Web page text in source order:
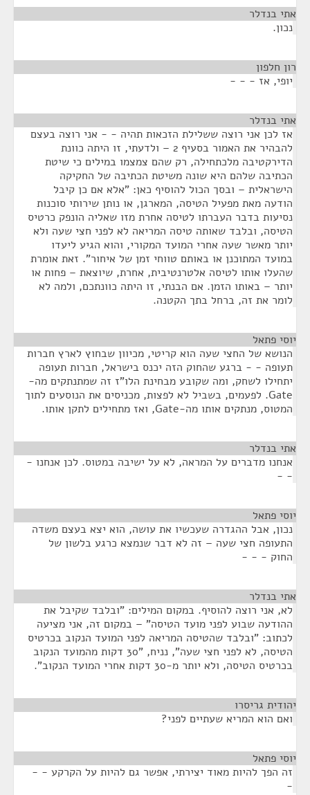
אתי בנדלר
נכון.
רון חלפון
יופי, אז - - -
אתי בנדלר
אז לכן אני רוצה ששלילת הזכאות תהיה - - אני רוצה בעצם
להבהיר את האמור בסעיף 2 – ולדעתי, זו היתה כוונת
הדירקטיבה מלכתחילה, רק שהם צמצמו במילים כי שיטת
הכתיבה שלהם היא שונה משיטת הכתיבה של החקיקה
הישראלית – ובסך הכול להוסיף כאן: "אלא אם כן קיבל
הודעה מאת מפעיל הטיסה, המארגן, או נותן שירותי סוכנות
נסיעות בדבר העברתו לטיסה אחרת מזו שאליה הונפק כרטיס
הטיסה, ובלבד שאותה טיסה המריאה לא לפני חצי שעה ולא
יותר מאשר שעה אחרי המועד המקורי, והוא הגיע ליעדו
במועד המתוכנן או באותם טווחי זמן של איחור". זאת אומרת
שהעלו אותו לטיסה אלטרנטיבית, אחרת, שיוצאת – פחות או
יותר – באותו הזמן. אם הבנתי, זו היתה כוונתכם, ולמה לא
לומר את זה, ברחל בתך הקטנה.
יוסי פתאל
הנושא של החצי שעה הוא קריטי, מכיוון שבחוץ לארץ חברות
תעופה - - ברגע שהחוק הזה יכנס בישראל, חברות תעופה
יתחילו לשחק, ומה שקובע מבחינת הלו"ז זה שמתנתקים מה-
Gate. לפעמים, בשביל לא לפצות, מכניסים את הנוסעים לתוך
המטוס, מנתקים אותו מה-Gate, ואז מתחילים לתקן אותו.
אתי בנדלר
אנחנו מדברים על המראה, לא על ישיבה במטוס. לכן אנחנו -
- -
יוסי פתאל
נכון, אבל ההגדרה שעכשיו את עושה, הוא יצא בעצם משדה
התעופה חצי שעה – זה לא דבר שנמצא כרגע בלשון של
החוק - - -
אתי בנדלר
לא, אני רוצה להוסיף. במקום המילים: "ובלבד שקיבל את
ההודעה שבוע לפני מועד הטיסה" – במקום זה, אני מציעה
לכתוב: "ובלבד שהטיסה המריאה לפני המועד הנקוב בכרטיס
הטיסה, לא לפני חצי שעה", נניח, "30 דקות מהמועד הנקוב
בכרטיס הטיסה, ולא יותר מ-30 דקות אחרי המועד הנקוב".
יהודית גריסרו
ואם הוא המריא שעתיים לפני?
יוסי פתאל
זה הפך להיות מאוד יצירתי, אפשר גם להיות על הקרקע - -
-